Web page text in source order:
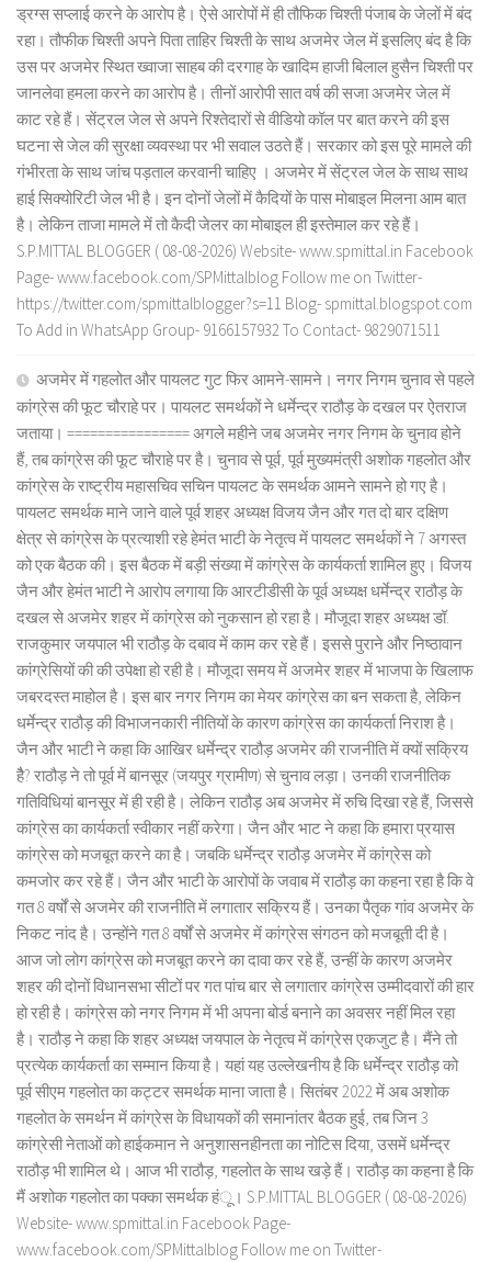
ड्रग्स सप्लाई करने के आरोप है। ऐसे आरोपों में ही तौफिक चिश्ती पंजाब के जेलों में बंद
रहा। तौफीक चिश्ती अपने पिता ताहिर चिश्ती के साथ अजमेर जेल में इसलिए बंद है कि
उस पर अजमेर स्थित ख्वाजा साहब की दरगाह के खादिम हाजी बिलाल हुसैन चिश्ती पर
जानलेवा हमला करने का आरोप है। तीनों आरोपी सात वर्ष की सजा अजमेर जेल में
काट रहे हैं। सेंट्रल जेल से अपने रिश्तेदारों से वीडियो कॉल पर बात करने की इस
घटना से जेल की सुरक्षा व्यवस्था पर भी सवाल उठते हैं। सरकार को इस पूरे मामले की
गंभीरता के साथ जांच पड़ताल करवानी चाहिए । अजमेर में सेंट्रल जेल के साथ साथ
हाई सिक्योरिटी जेल भी है। इन दोनों जेलों में कैदियों के पास मोबाइल मिलना आम बात
है। लेकिन ताजा मामले में तो कैदी जेलर का मोबाइल ही इस्तेमाल कर रहे हैं।
S.P.MITTAL BLOGGER ( 08-08-2026) Website- www.spmittal.in Facebook
Page- www.facebook.com/SPMittalblog Follow me on Twitter-
https://twitter.com/spmittalblogger?s=11 Blog- spmittal.blogspot.com
To Add in WhatsApp Group- 9166157932 To Contact- 9829071511
अजमेर में गहलोत और पायलट गुट फिर आमने-सामने। नगर निगम चुनाव से पहले
कांग्रेस की फूट चौराहे पर। पायलट समर्थकों ने धर्मेन्द्र राठौड़ के दखल पर ऐतराज
जताया। ================ अगले महीने जब अजमेर नगर निगम के चुनाव होने
हैं, तब कांग्रेस की फूट चौराहे पर है। चुनाव से पूर्व, पूर्व मुख्यमंत्री अशोक गहलोत और
कांग्रेस के राष्ट्रीय महासचिव सचिन पायलट के समर्थक आमने सामने हो गए है।
पायलट समर्थक माने जाने वाले पूर्व शहर अध्यक्ष विजय जैन और गत दो बार दक्षिण
क्षेत्र से कांग्रेस के प्रत्याशी रहे हेमंत भाटी के नेतृत्व में पायलट समर्थकों ने 7 अगस्त
को एक बैठक की। इस बैठक में बड़ी संख्या में कांग्रेस के कार्यकर्ता शामिल हुए। विजय
जैन और हेमंत भाटी ने आरोप लगाया कि आरटीडीसी के पूर्व अध्यक्ष धर्मेन्द्र राठौड़ के
दखल से अजमेर शहर में कांग्रेस को नुकसान हो रहा है। मौजूदा शहर अध्यक्ष डॉ.
राजकुमार जयपाल भी राठौड़ के दबाव में काम कर रहे हैं। इससे पुराने और निष्ठावान
कांग्रेसियों की की उपेक्षा हो रही है। मौजूदा समय में अजमेर शहर में भाजपा के खिलाफ
जबरदस्त माहोल है। इस बार नगर निगम का मेयर कांग्रेस का बन सकता है, लेकिन
धर्मेन्द्र राठौड़ की विभाजनकारी नीतियों के कारण कांग्रेस का कार्यकर्ता निराश है।
जैन और भाटी ने कहा कि आखिर धर्मेन्द्र राठौड़ अजमेर की राजनीति में क्यों सक्रिय
हैै? राठौड़ ने तो पूर्व में बानसूर (जयपुर ग्रामीण) से चुनाव लड़ा। उनकी राजनीतिक
गतिविधियां बानसूर में ही रही है। लेकिन राठौड़ अब अजमेर में रुचि दिखा रहे हैं, जिससे
कांग्रेस का कार्यकर्ता स्वीकार नहीं करेगा। जैन और भाट ने कहा कि हमारा प्रयास
कांग्रेस को मजबूत करने का है। जबकि धर्मेन्द्र राठौड़ अजमेर में कांग्रेस को
कमजोर कर रहे हैं। जैन और भाटी के आरोपों के जवाब में राठौड़ का कहना रहा है कि वे
गत 8 वर्षों से अजमेर की राजनीति में लगातार सक्रिय हैं। उनका पैतृक गांव अजमेर के
निकट नांद है। उन्होंने गत 8 वर्षों से अजमेर में कांग्रेस संगठन को मजबूती दी है।
आज जो लोग कांग्रेस को मजबूत करने का दावा कर रहे हैं, उन्हीं के कारण अजमेर
शहर की दोनों विधानसभा सीटों पर गत पांच बार से लगातार कांग्रेस उम्मीदवारों की हार
हो रही है। कांग्रेस को नगर निगम में भी अपना बोर्ड बनाने का अवसर नहीं मिल रहा
है। राठौड़ ने कहा कि शहर अध्यक्ष जयपाल के नेतृत्व में कांग्रेस एकजुट है। मैंने तो
प्रत्येक कार्यकर्ता का सम्मान किया है। यहां यह उल्लेखनीय है कि धर्मेन्द्र राठौड़ को
पूर्व सीएम गहलोत का कट्टर समर्थक माना जाता है। सितंबर 2022 में अब अशोक
गहलोत के समर्थन में कांग्रेस के विधायकों की समानांतर बैठक हुई, तब जिन 3
कांग्रेसी नेताओं को हाईकमान ने अनुशासनहीनता का नोटिस दिया, उसमें धर्मेन्द्र
राठौड़ भी शामिल थे। आज भी राठौड़, गहलोत के साथ खड़े हैं। राठौड़ का कहना है कि
मैं अशोक गहलोत का पक्का समर्थक हंू। S.P.MITTAL BLOGGER ( 08-08-2026)
Website- www.spmittal.in Facebook Page-
www.facebook.com/SPMittalblog Follow me on Twitter-